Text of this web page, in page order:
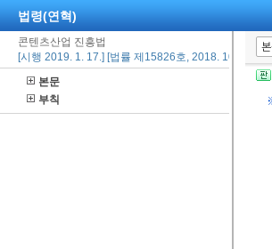
법령(연혁)
콘텐츠산업 진흥법
[시행 2019. 1. 17.] [법률 제15826호, 2018. 10. 16.,
본문
부칙